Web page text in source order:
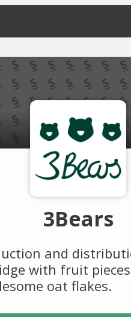
3Bears
and
with fruit
oat flakes.